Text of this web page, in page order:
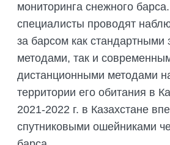
мониторинга снежного
специалисты проводят
за барсом как стандартными
методами, так и
дистанционными методами
территории его обитания в
2021-2022 г. в Казахстане
спутниковыми ошейниками